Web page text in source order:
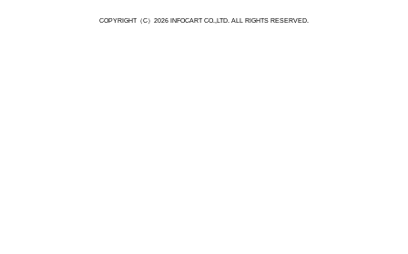
COPYRIGHT（C）2026 INFOCART CO.,LTD. ALL RIGHTS RESERVED.